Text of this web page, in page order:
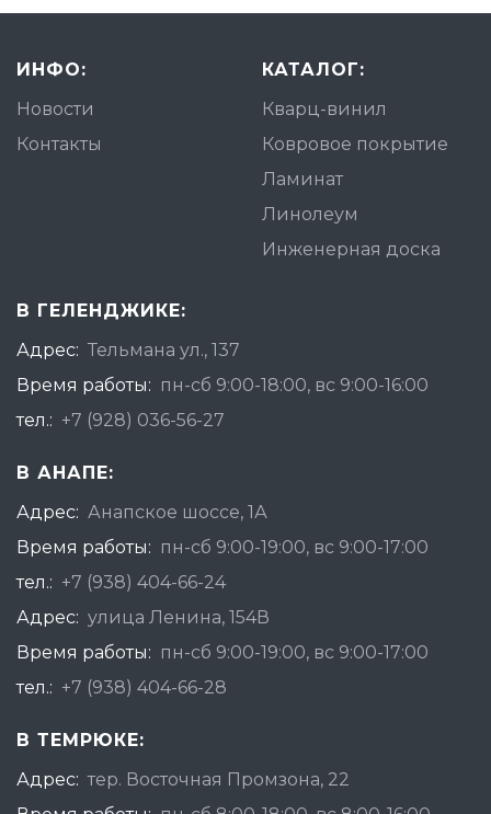
ИНФО:
Новости
Контакты
КАТАЛОГ:
Кварц-винил
Ковровое покрытие
Ламинат
Линолеум
Инженерная доска
В ГЕЛЕНДЖИКЕ:
Адрес: Тельмана ул., 137
Время работы: пн-сб 9:00-18:00, вс 9:00-16:00
тел.: +7 (928) 036-56-27
В АНАПЕ:
Адрес: Анапское шоссе, 1А
Время работы: пн-сб 9:00-19:00, вс 9:00-17:00
тел.: +7 (938) 404-66-24
Адрес: улица Ленина, 154В
Время работы: пн-сб 9:00-19:00, вс 9:00-17:00
тел.: +7 (938) 404-66-28
В ТЕМРЮКЕ:
Адрес: тер. Восточная Промзона, 22